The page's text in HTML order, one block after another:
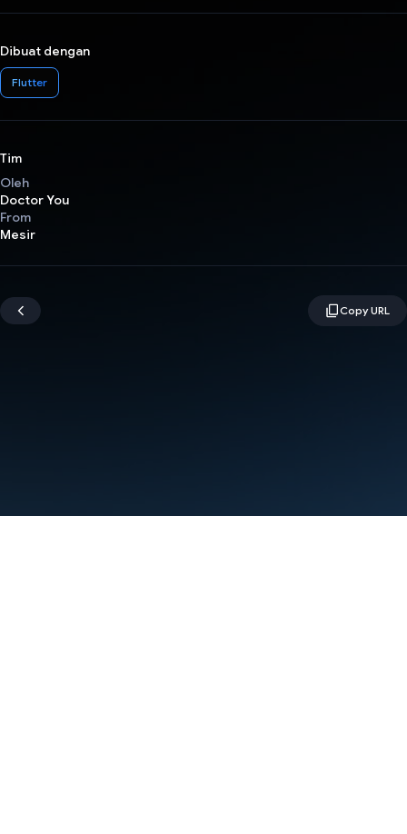
Dibuat dengan
Flutter
Tim
Oleh
Doctor You
From
Mesir